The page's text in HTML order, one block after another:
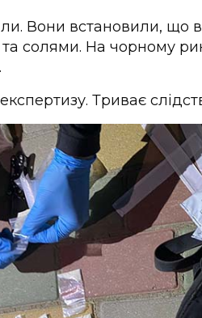
Вони встановили, що в
солями. На чорному
Триває